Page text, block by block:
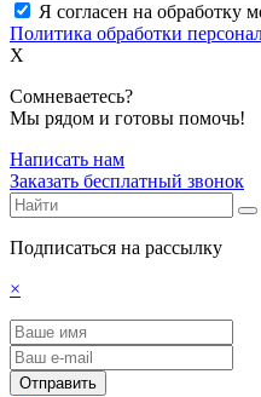
Я согласен на обработку
Политика обработки
X
Сомневаетесь?
Мы рядом и готовы помочь!
Написать нам
Заказать бесплатный звонок
Подписаться на рассылку
×
Отправить